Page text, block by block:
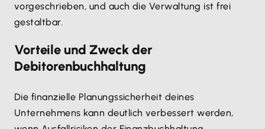
vorgeschrieben, und auch die Verwaltung ist frei
gestaltbar.
Vorteile und Zweck der
Debitorenbuchhaltung
Die finanzielle Planungssicherheit deines
Unternehmens kann deutlich verbessert werden,